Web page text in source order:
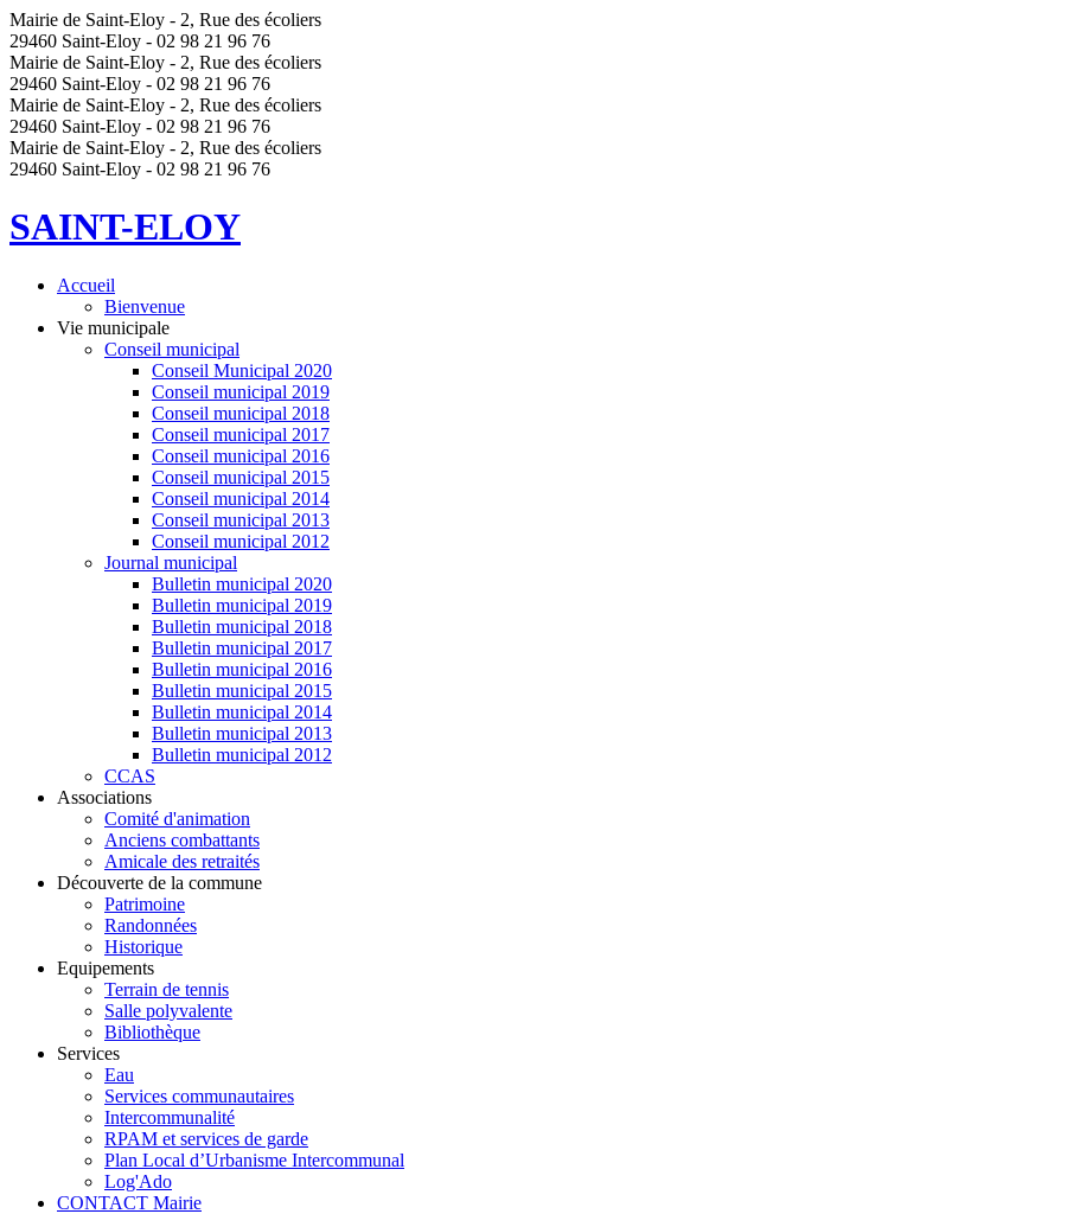
Mairie de Saint-Eloy - 2, Rue des écoliers
29460 Saint-Eloy - 02 98 21 96 76
Mairie de Saint-Eloy - 2, Rue des écoliers
29460 Saint-Eloy - 02 98 21 96 76
Mairie de Saint-Eloy - 2, Rue des écoliers
29460 Saint-Eloy - 02 98 21 96 76
Mairie de Saint-Eloy - 2, Rue des écoliers
29460 Saint-Eloy - 02 98 21 96 76
SAINT-ELOY
Accueil
Bienvenue
Vie municipale
Conseil municipal
Conseil Municipal 2020
Conseil municipal 2019
Conseil municipal 2018
Conseil municipal 2017
Conseil municipal 2016
Conseil municipal 2015
Conseil municipal 2014
Conseil municipal 2013
Conseil municipal 2012
Journal municipal
Bulletin municipal 2020
Bulletin municipal 2019
Bulletin municipal 2018
Bulletin municipal 2017
Bulletin municipal 2016
Bulletin municipal 2015
Bulletin municipal 2014
Bulletin municipal 2013
Bulletin municipal 2012
CCAS
Associations
Comité d'animation
Anciens combattants
Amicale des retraités
Découverte de la commune
Patrimoine
Randonnées
Historique
Equipements
Terrain de tennis
Salle polyvalente
Bibliothèque
Services
Eau
Services communautaires
Intercommunalité
RPAM et services de garde
Plan Local d’Urbanisme Intercommunal
Log'Ado
CONTACT Mairie